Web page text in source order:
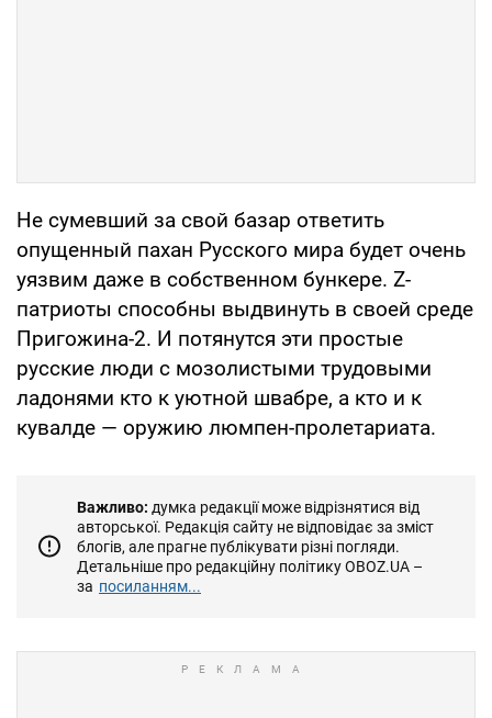
Не сумевший за свой базар ответить
опущенный пахан Русского мира будет очень
уязвим даже в собственном бункере. Z-
патриоты способны выдвинуть в своей среде
Пригожина-2. И потянутся эти простые
русские люди с мозолистыми трудовыми
ладонями кто к уютной швабре, а кто и к
кувалде — оружию люмпен-пролетариата.
Важливо: думка редакції може відрізнятися від
авторської. Редакція сайту не відповідає за зміст
блогів, але прагне публікувати різні погляди.
Детальніше про редакційну політику OBOZ.UA –
за посиланням...